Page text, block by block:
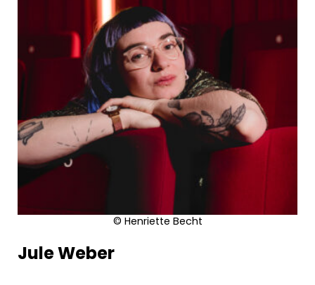
© Henriette Becht
Jule Weber